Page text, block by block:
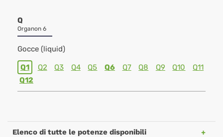
Q
Organon 6
Gocce (liquid)
Q1 Q2 Q3 Q4 Q5 Q6 Q7 Q8 Q9 Q10
Q11
Q12
Elenco di tutte le potenze disponibili